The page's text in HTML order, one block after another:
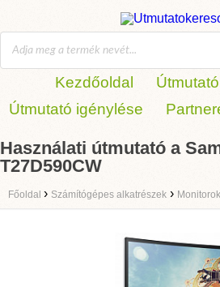
Kezdőoldal
Útmutató igénylése
Használati útmutató a
T27D590CW
Főoldal › Számítógépes alkatrészek › Monitorok